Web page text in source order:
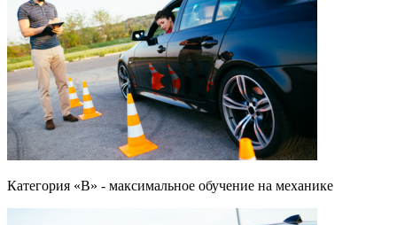
Категория «B» - максимальное обучение на механике